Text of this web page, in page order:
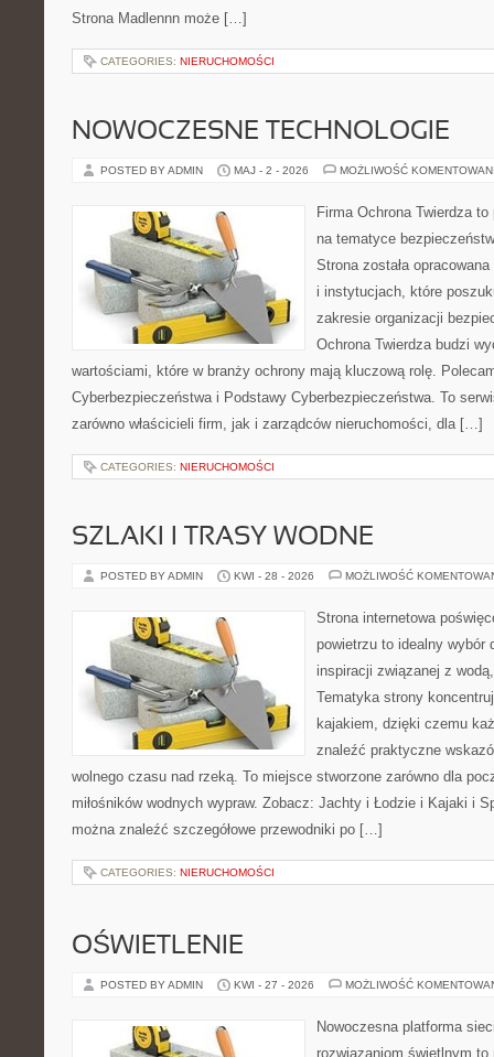
Strona Madlennn może […]
CATEGORIES: NIERUCHOMOŚCI
NOWOCZESNE TECHNOLOGIE
POSTED BY ADMIN MAJ - 2 - 2026 MOŻLIWOŚĆ
Firma Ochrona Twierdza
na tematyce
Strona została
i instytucjach, które
zakresie organizacji
Ochrona Twierdza budzi
wartościami, które w branży ochrony mają kluczową rolę.
Cyberbezpieczeństwa i Podstawy Cyberbezpieczeństwa. To
zarówno właścicieli firm, jak i zarządców nieruchomości, dla […]
CATEGORIES: NIERUCHOMOŚCI
SZLAKI I TRASY WODNE
POSTED BY ADMIN KWI - 28 - 2026 MOŻLIWOŚĆ
Strona internetowa
powietrzu to idealny wybór
inspiracji związanej z
Tematyka strony
kajakiem, dzięki czemu
znaleźć praktyczne
wolnego czasu nad rzeką. To miejsce stworzone zarówno dla
miłośników wodnych wypraw. Zobacz: Jachty i Łodzie i Kajaki i
można znaleźć szczegółowe przewodniki po […]
CATEGORIES: NIERUCHOMOŚCI
OŚWIETLENIE
POSTED BY ADMIN KWI - 27 - 2026 MOŻLIWOŚĆ
Nowoczesna platforma
rozwiązaniom świetlnym